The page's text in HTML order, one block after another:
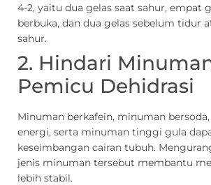
4-2, yaitu dua gelas saat sahur, empat
berbuka, dan dua gelas sebelum tidur
sahur.
2. Hindari
Pemicu Dehidrasi
Minuman berkafein, minuman
energi, serta minuman tinggi gula
keseimbangan cairan tubuh.
jenis minuman tersebut membantu
lebih stabil.